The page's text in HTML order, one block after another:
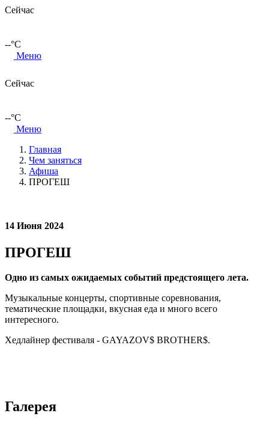
Сейчас
--°C
Меню
Сейчас
--°C
Меню
Главная
Чем заняться
Афиша
ПРОГЕШ
14 Июня 2024
ПРОГЕШ
Одно из самых ожидаемых событий предстоящего лета.
Музыкальные концерты, спортивные соревнования,
тематические площадки, вкусная еда и много всего
интересного.
Хедлайнер фестиваля - GAYAZOV$ BROTHER$.
Галерея